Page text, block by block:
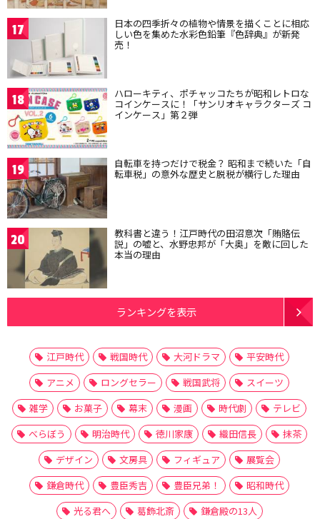
17 日本の四季折々の植物や情景を描くことに相応
しい色を集めた水彩色鉛筆『色辞典』が新発
売！
18 ハローキティ、ポチャッコたちが昭和レトロな
コインケースに！「サンリオキャラクターズ コ
インケース」第２弾
19 自転車を持つだけで税金？ 昭和まで続いた「自
転車税」の意外な歴史と脱税が横行した理由
20 教科書と違う！江戸時代の田沼意次「賄賂伝
説」の嘘と、水野忠邦が「大奥」を敵に回した
本当の理由
ランキングを表示
江戸時代 戦国時代 大河ドラマ
平安時代
アニメ
ロングセラー 戦国武将
スイーツ
雑学
お菓子 幕末 漫画 時代劇
テレビ
べらぼう
明治時代 徳川家康 織田信長
抹茶
デザイン
文房具 フィギュア
展覧会
鎌倉時代
豊臣秀吉 豊臣兄弟！
昭和時代
光る君へ
葛飾北斎 鎌倉殿の13人